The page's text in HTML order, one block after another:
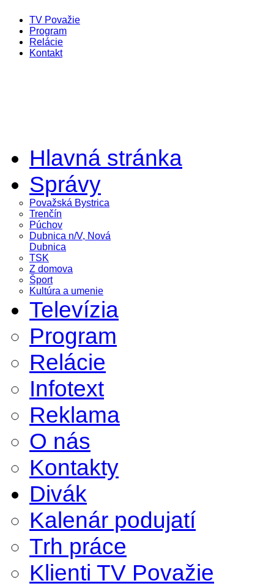
TV Považie
Program
Relácie
Kontakt
Hlavná stránka
Správy
Považská Bystrica
Trenčín
Púchov
Dubnica n/V, Nová
Dubnica
TSK
Z domova
Šport
Kultúra a umenie
Televízia
Program
Relácie
Infotext
Reklama
O nás
Kontakty
Divák
Kalenár podujatí
Trh práce
Klienti TV Považie